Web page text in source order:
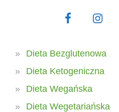
Dieta Bezglutenowa
Dieta Ketogeniczna
Dieta Wegańska
Dieta Wegetariańska